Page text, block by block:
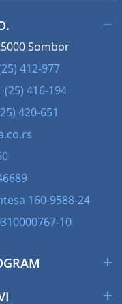
Sombor
412-977
(25) 416-194
420-651
160-9588-24
10